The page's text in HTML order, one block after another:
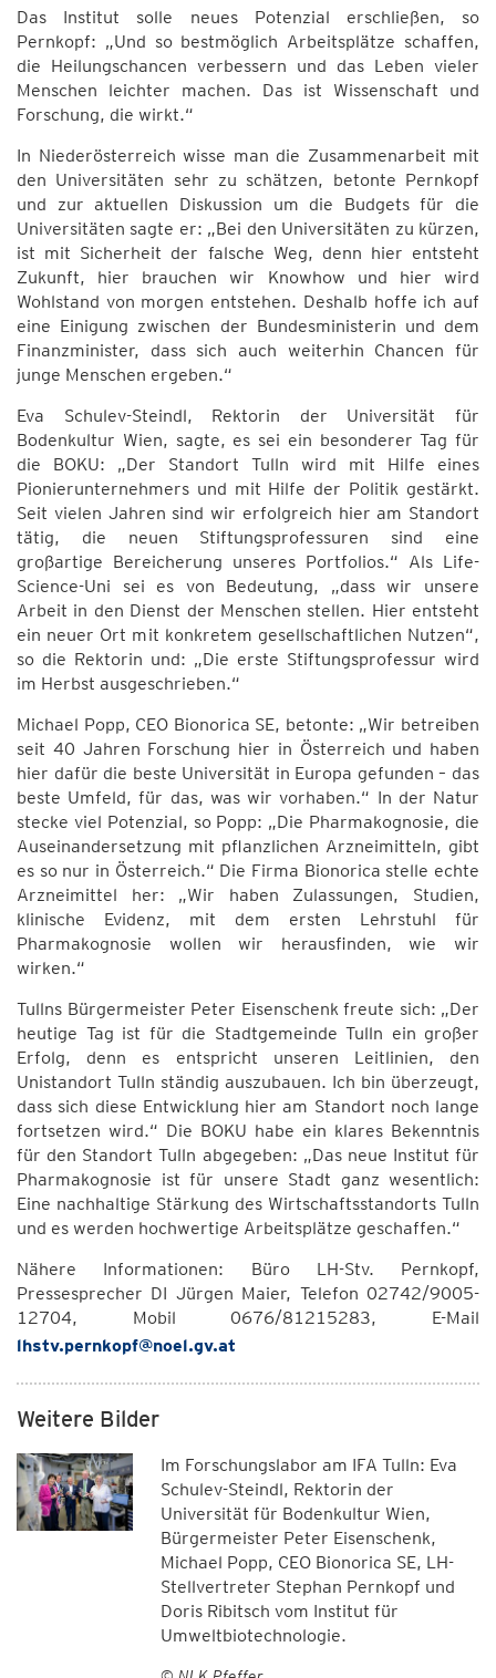
Das Institut solle neues Potenzial erschließen, so
Pernkopf: „Und so bestmöglich Arbeitsplätze schaffen,
die Heilungschancen verbessern und das Leben vieler
Menschen leichter machen. Das ist Wissenschaft und
Forschung, die wirkt.“
In Niederösterreich wisse man die Zusammenarbeit mit
den Universitäten sehr zu schätzen, betonte Pernkopf
und zur aktuellen Diskussion um die Budgets für die
Universitäten sagte er: „Bei den Universitäten zu kürzen,
ist mit Sicherheit der falsche Weg, denn hier entsteht
Zukunft, hier brauchen wir Knowhow und hier wird
Wohlstand von morgen entstehen. Deshalb hoffe ich auf
eine Einigung zwischen der Bundesministerin und dem
Finanzminister, dass sich auch weiterhin Chancen für
junge Menschen ergeben.“
Eva Schulev-Steindl, Rektorin der Universität für
Bodenkultur Wien, sagte, es sei ein besonderer Tag für
die BOKU: „Der Standort Tulln wird mit Hilfe eines
Pionierunternehmers und mit Hilfe der Politik gestärkt.
Seit vielen Jahren sind wir erfolgreich hier am Standort
tätig, die neuen Stiftungsprofessuren sind eine
großartige Bereicherung unseres Portfolios.“ Als Life-
Science-Uni sei es von Bedeutung, „dass wir unsere
Arbeit in den Dienst der Menschen stellen. Hier entsteht
ein neuer Ort mit konkretem gesellschaftlichen Nutzen“,
so die Rektorin und: „Die erste Stiftungsprofessur wird
im Herbst ausgeschrieben.“
Michael Popp, CEO Bionorica SE, betonte: „Wir betreiben
seit 40 Jahren Forschung hier in Österreich und haben
hier dafür die beste Universität in Europa gefunden – das
beste Umfeld, für das, was wir vorhaben.“ In der Natur
stecke viel Potenzial, so Popp: „Die Pharmakognosie, die
Auseinandersetzung mit pflanzlichen Arzneimitteln, gibt
es so nur in Österreich.“ Die Firma Bionorica stelle echte
Arzneimittel her: „Wir haben Zulassungen, Studien,
klinische Evidenz, mit dem ersten Lehrstuhl für
Pharmakognosie wollen wir herausfinden, wie wir
wirken.“
Tullns Bürgermeister Peter Eisenschenk freute sich: „Der
heutige Tag ist für die Stadtgemeinde Tulln ein großer
Erfolg, denn es entspricht unseren Leitlinien, den
Unistandort Tulln ständig auszubauen. Ich bin überzeugt,
dass sich diese Entwicklung hier am Standort noch lange
fortsetzen wird.“ Die BOKU habe ein klares Bekenntnis
für den Standort Tulln abgegeben: „Das neue Institut für
Pharmakognosie ist für unsere Stadt ganz wesentlich:
Eine nachhaltige Stärkung des Wirtschaftsstandorts Tulln
und es werden hochwertige Arbeitsplätze geschaffen.“
Nähere Informationen: Büro LH-Stv. Pernkopf,
Pressesprecher DI Jürgen Maier, Telefon 02742/9005-
12704, Mobil 0676/81215283, E-Mail
lhstv.pernkopf@noel.gv.at
Weitere Bilder
Im Forschungslabor am IFA Tulln: Eva
Schulev-Steindl, Rektorin der
Universität für Bodenkultur Wien,
Bürgermeister Peter Eisenschenk,
Michael Popp, CEO Bionorica SE, LH-
Stellvertreter Stephan Pernkopf und
Doris Ribitsch vom Institut für
Umweltbiotechnologie.